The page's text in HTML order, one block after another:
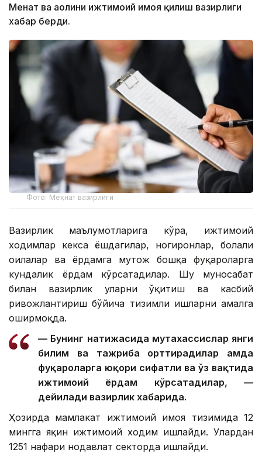
Меҳнат ва аҳолини ижтимоий ҳимоя қилиш вазирлиги
хабар берди.
Фото: Меҳнат вазирлиги
Вазирлик маълумотларига кўра, ижтимоий
ходимлар кекса ёшдагилар, ногиронлар, болали
оилалар ва ёрдамга муҳтож бошқа фуқароларга
кундалик ёрдам кўрсатадилар. Шу муносабат
билан вазирлик уларни ўқитиш ва касбий
ривожлантириш бўйича тизимли ишларни амалга
оширмоқда.
— Бунинг натижасида мутахассислар янги
билим ва тажриба орттирадилар ҳамда
фуқароларга юқори сифатли ва ўз вақтида
ижтимоий ёрдам кўрсатадилар, —
дейилади вазирлик хабарида.
Ҳозирда мамлакат ижтимоий ҳимоя тизимида 12
мингга яқин ижтимоий ходим ишлайди. Улардан
1251 нафари нодавлат секторда ишлайди.